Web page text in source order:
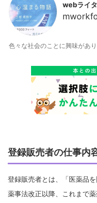
webライ
色々な社会のことに興味があ
登録販売者の仕事内
登録販売者とは、「医薬品
薬事法改正以降、これまで